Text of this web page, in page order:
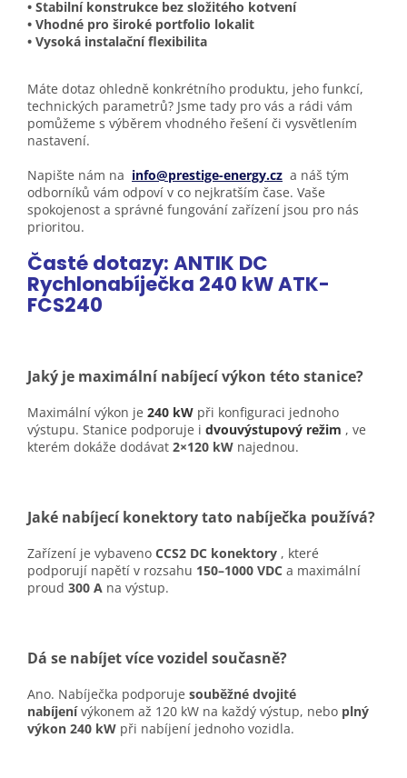
• Stabilní konstrukce bez složitého kotvení
• Vhodné pro široké portfolio lokalit
• Vysoká instalační flexibilita
Máte dotaz ohledně konkrétního produktu, jeho funkcí,
technických parametrů? Jsme tady pro vás a rádi vám
pomůžeme s výběrem vhodného řešení či vysvětlením
nastavení.
Napište nám na info@prestige-energy.cz a náš tým
odborníků vám odpoví v co nejkratším čase. Vaše
spokojenost a správné fungování zařízení jsou pro nás
prioritou.
Časté dotazy: ANTIK DC
Rychlonabíječka 240 kW ATK-
FCS240
Jaký je maximální nabíjecí výkon této stanice?
Maximální výkon je 240 kW při konfiguraci jednoho
výstupu. Stanice podporuje i dvouvýstupový režim , ve
kterém dokáže dodávat 2×120 kW najednou.
Jaké nabíjecí konektory tato nabíječka používá?
Zařízení je vybaveno CCS2 DC konektory , které
podporují napětí v rozsahu 150–1000 VDC a maximální
proud 300 A na výstup.
Dá se nabíjet více vozidel současně?
Ano. Nabíječka podporuje souběžné dvojité
nabíjení výkonem až 120 kW na každý výstup, nebo plný
výkon 240 kW při nabíjení jednoho vozidla.